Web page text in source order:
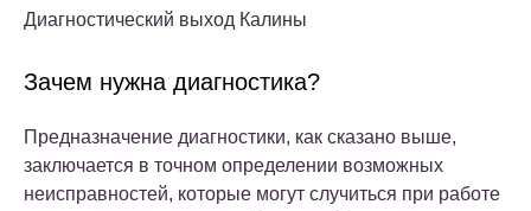
Диагностический выход Калины
Зачем нужна диагностика?
Предназначение диагностики, как сказано выше,
заключается в точном определении возможных
неисправностей, которые могут случиться при работе